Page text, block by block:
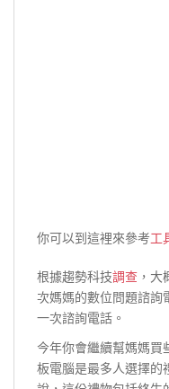
你可以到這裡來參考工
根據趨勢科技調查 ，
次媽媽的數位問題諮詢
一次諮詢電話。
今年你會繼續幫媽媽買
板電腦是最多人選擇的